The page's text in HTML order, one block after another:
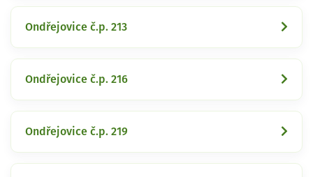
Ondřejovice č.p. 213
Ondřejovice č.p. 216
Ondřejovice č.p. 219